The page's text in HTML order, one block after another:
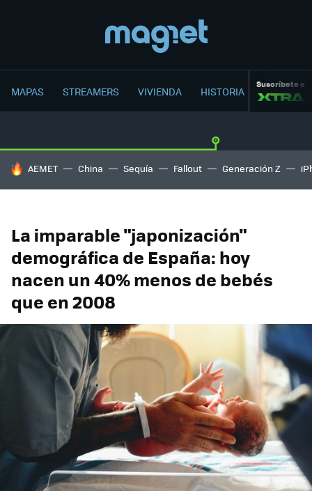
MAPAS STREAMERS VIVIENDA HISTORIA Suscríbete a
HOY SE HABLA DE
AEMET China Sequía Fallout Generación Z
La imparable "japonización"
demográfica de España: hoy
nacen un 40% menos de bebés
que en 2008